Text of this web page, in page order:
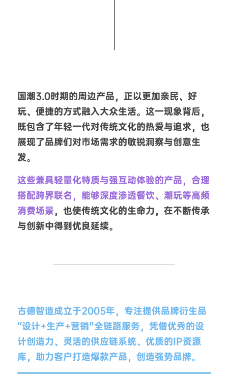
国潮3.0时期的周边产品，正以更加亲民、好
玩、便捷的方式融入大众生活。这一现象背后，
既包含了年轻一代对传统文化的热爱与追求，也
展现了品牌们对市场需求的敏锐洞察与创意生
发。
这些兼具轻量化特质与强互动体验的产品，合理
搭配跨界联名，能够深度渗透餐饮、潮玩等高频
消费场景，也使传统文化的生命力，在不断传承
与创新中得到优良延续。
古德智造成立于2005年，专注提供品牌衍生品
“设计+生产+营销"全链路服务，凭借优秀的设
计创造力、灵活的供应链系统、优质的IP资源
库，助力客户打造爆款产品，创造强势品牌。